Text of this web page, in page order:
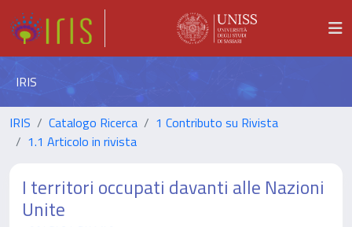
IRIS
IRIS Catalogo Ricerca
1 Contributo su Rivista
1.1 Articolo in rivista
I territori occupati davanti alle Nazioni
Unite